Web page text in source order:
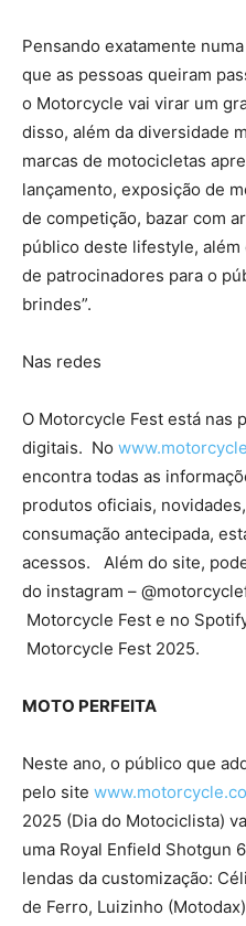
Pensando exatamente
que as pessoas queiram
o Motorcycle vai virar um
disso, além da diversidade
marcas de motocicletas
lançamento, exposição de
de competição, bazar com
público deste lifestyle, além
de patrocinadores para o
brindes”.
Nas redes
O Motorcycle Fest está nas
digitais. No
encontra todas as
produtos oficiais,
consumação antecipada,
acessos. Além do site,
do instagram –
Motorcycle Fest e no
Motorcycle Fest 2025.
MOTO PERFEITA
Neste ano, o público que
pelo site
2025 (Dia do Motociclista)
uma Royal Enfield Shotgun
lendas da customização:
de Ferro, Luizinho